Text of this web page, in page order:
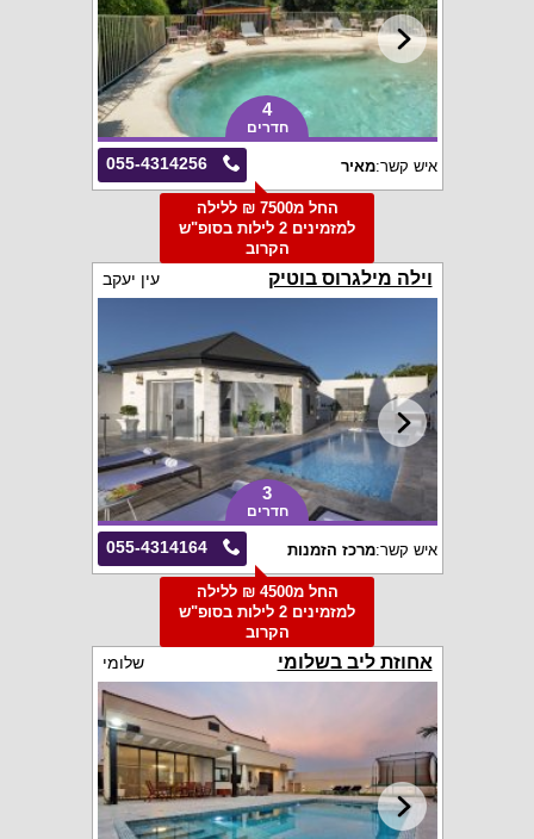
4
חדרים
055-4314256 איש קשר:מאיר
החל מ7500 ₪ ללילה
למזמינים 2 לילות בסופ"ש
הקרוב
וילה מילגרוס בוטיק עין יעקב
3
חדרים
055-4314164 איש קשר:מרכז הזמנות
החל מ4500 ₪ ללילה
למזמינים 2 לילות בסופ"ש
הקרוב
אחוזת ליב בשלומי שלומי